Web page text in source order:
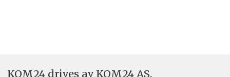
KOM24 drives av KOM24 AS.